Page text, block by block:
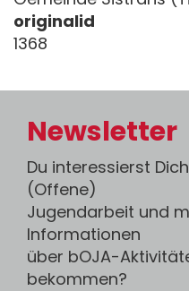
originalid
1368
Newsletter
Du interessierst
(Offene)
Jugendarbeit und
Informationen
über bOJA-
bekommen?